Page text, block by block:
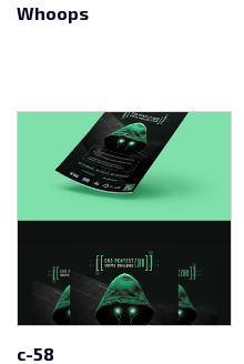
Whoops
c-58